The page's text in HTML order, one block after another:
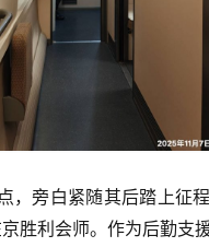
，旁白紧随其后踏上征
胜利会师。作为后勤支